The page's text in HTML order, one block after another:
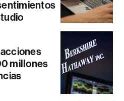
millones